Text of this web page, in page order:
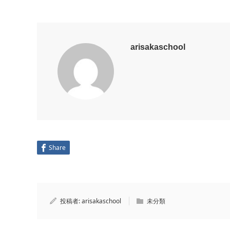
arisakaschool
Share
投稿者:arisakaschool 未分類